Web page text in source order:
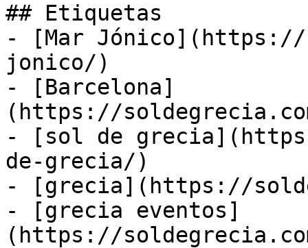
## Etiquetas
- [Mar Jónico](https://
jonico/)
- [Barcelona]
(https://
- [sol de
de-grecia/)
- [grecia](https://
- [grecia eventos]
(https://